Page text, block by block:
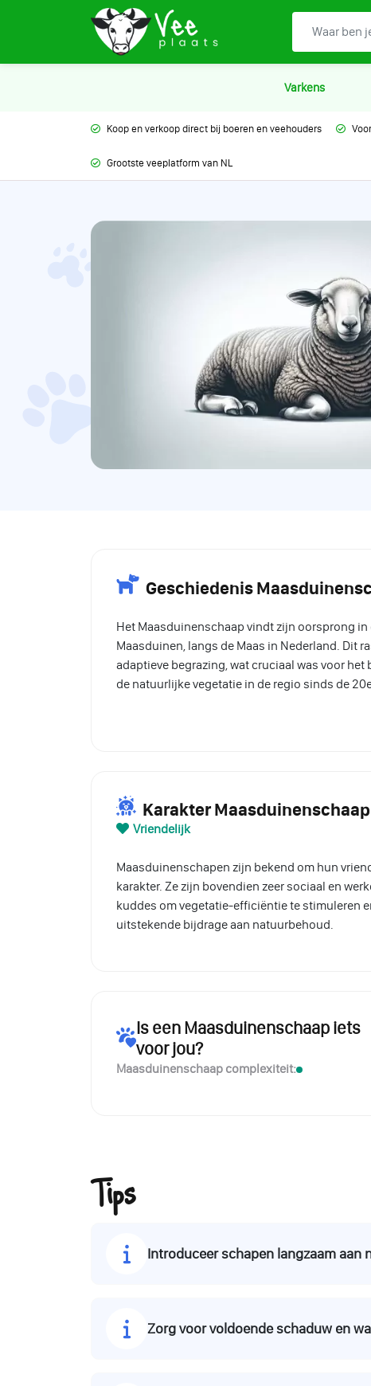
Varkens
Koop en verkoop direct bij boeren en veehouders
Grootste veeplatform van NL
Geschiedenis
Het Maasduinenschaap vindt zijn oorsprong
Maasduinen, langs de Maas in Nederland. Dit
adaptieve begrazing, wat cruciaal was voor het
de natuurlijke vegetatie in de regio sinds de
Karakter Maasduinenschaap
Vriendelijk
Maasduinenschapen zijn bekend om hun
karakter. Ze zijn bovendien zeer sociaal en
kuddes om vegetatie-efficiëntie te stimuleren
uitstekende bijdrage aan natuurbehoud.
Is een Maasduinenschaap iets
voor jou?
Maasduinenschaap complexiteit:
Tips
Introduceer schapen langzaam aan
Zorg voor voldoende schaduw en